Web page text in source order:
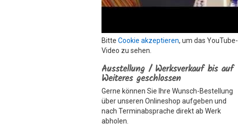
Bitte Cookie akzeptieren, um das YouTube-
Video zu sehen.
Ausstellung / Werksverkauf bis auf
Weiteres geschlossen
Gerne können Sie Ihre Wunsch-Bestellung
über unseren Onlineshop aufgeben und
nach Terminabsprache direkt ab Werk
abholen.